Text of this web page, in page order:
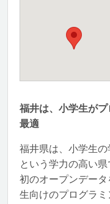
福井は、小学生が
最適
福井県は、小学生
という学力の高い
初のオープンデー
生向けのプログラ